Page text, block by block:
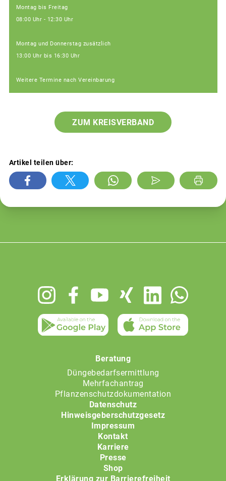
Montag bis Freitag
08:00 Uhr - 12:30 Uhr
Montag und Donnerstag zusätzlich
13:00 Uhr bis 16:30 Uhr
Weitere Termine nach Vereinbarung
ZUM KREISVERBAND
Artikel teilen über:
Beratung
Düngebedarfsermittlung
Mehrfachantrag
Pflanzenschutzdokumentation
Datenschutz
Hinweisgeberschutzgesetz
Impressum
Kontakt
Karriere
Presse
Shop
Erklärung zur Barrierefreiheit